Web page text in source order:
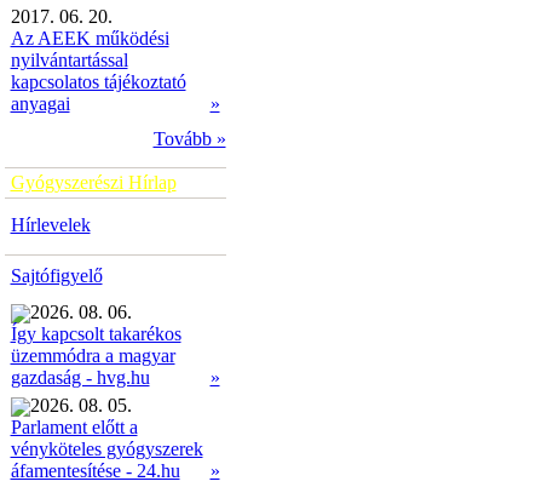
2017. 06. 20.
Az AEEK működési
nyilvántartással
kapcsolatos tájékoztató
anyagai
»
Tovább »
Gyógyszerészi Hírlap
Hírlevelek
Sajtófigyelő
2026. 08. 06.
Így kapcsolt takarékos
üzemmódra a magyar
gazdaság - hvg.hu
»
2026. 08. 05.
Parlament előtt a
vényköteles gyógyszerek
áfamentesítése - 24.hu
»